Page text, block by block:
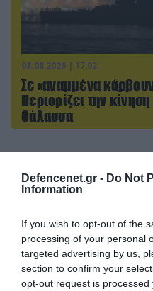
Defencenet.gr - Do Not
Information
If you wish to opt-out of the
processing of your personal
targeted advertising by us,
section to confirm your
opt-out request is
08.08.2026 | 17:02
Σε «αναμμένα
Περιορίζει την
Θάλασσα
ΠΟΛΙΤΙΚΗ